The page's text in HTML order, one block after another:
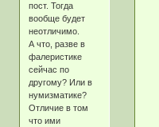
пост. Тогда
вообще будет
неотличимо.
А что, разве в
фалеристике
сейчас по
другому? Или в
нумизматике?
Отличие в том
что ими